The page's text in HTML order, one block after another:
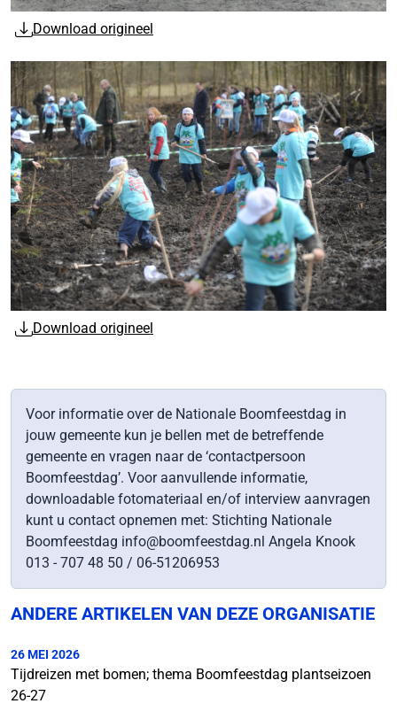
Download origineel
Download origineel
Voor informatie over de Nationale Boomfeestdag in
jouw gemeente kun je bellen met de betreffende
gemeente en vragen naar de ‘contactpersoon
Boomfeestdag’. Voor aanvullende informatie,
downloadable fotomateriaal en/of interview aanvragen
kunt u contact opnemen met: Stichting Nationale
Boomfeestdag info@boomfeestdag.nl Angela Knook
013 - 707 48 50 / 06-51206953
ANDERE ARTIKELEN VAN DEZE ORGANISATIE
26 MEI 2026
Tijdreizen met bomen; thema Boomfeestdag plantseizoen
26-27